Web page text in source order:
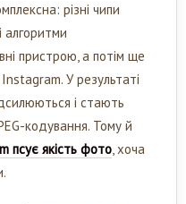
різні чипи
алгоритми
пристрою, а потім ще
У результаті
і стають
кодування. Тому й
псує якість фото, хоча